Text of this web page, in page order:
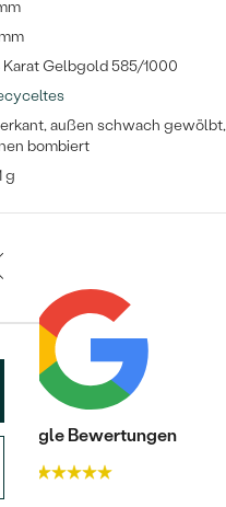
Karat Gelbgold 585/1000
außen schwach gewölbt,
bombiert
g
Google Bewertungen